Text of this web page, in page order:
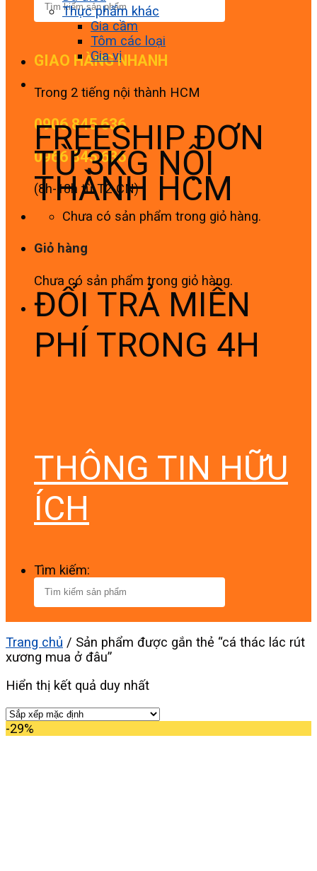
GIAO HÀNG NHANH
Trong 2 tiếng nội thành HCM
0906 845 636
0966 845 636
(8h-18h từ T2-CN)
Chưa có sản phẩm trong giỏ hàng.
Giỏ hàng
Chưa có sản phẩm trong giỏ hàng.
Thực phẩm khác
Gia cầm
Tôm các loại
Gia vị
FREESHIP ĐƠN
TỪ 3KG NỘI
THÀNH HCM
ĐỔI TRẢ MIỄN
PHÍ TRONG 4H
THÔNG TIN HỮU
ÍCH
Tìm kiếm:
Trang chủ / Sản phẩm được gắn thẻ “cá thác lác rút
xương mua ở đâu”
Hiển thị kết quả duy nhất
-29%